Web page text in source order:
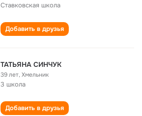
Ставковская школа
Добавить в друзья
ТАТЬЯНА СИНЧУК
39 лет,Хмельник
3 школа
Добавить в друзья